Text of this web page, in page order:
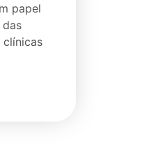
papel
clínicas